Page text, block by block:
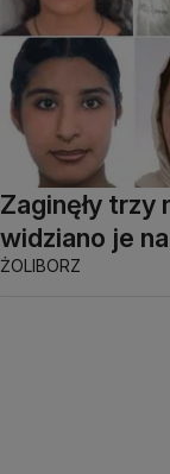
Zaginęły
widziano je
ŻOLIBORZ